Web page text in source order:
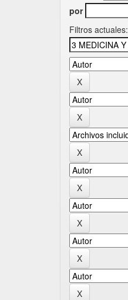
por
Filtros actuales: